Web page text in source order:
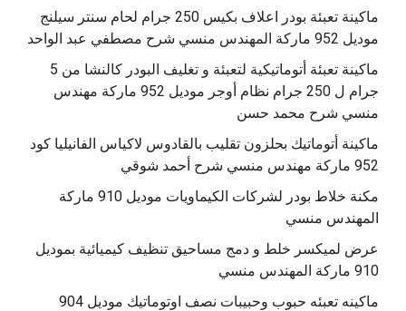
ماكينة تعبئة بودر اعلاف بكيس 250 جرام لحام سنتر سيلنج
موديل 952 ماركة المهندس منسي شرح مصطفي عبد الواحد
ماكينة تعبئة أتوماتيكية لتعبئة و تغليف البودر كالنشا من 5
جرام ل 250 جرام نظام أوجر موديل 952 ماركة مهندس
منسي شرح محمد حسن
‫ماكينة أتوماتيك بحلزون تقليب بالقادوس لاكياس الفانيليا كود
مكنة خلاط بودر لشركات الكيماويات موديل 910 ماركة
المهندس منسي
عرض لميكسر خلط و دمج مساحيق تنظيف كيميائية بموديل
910 ماركة المهندس منسي
‫ماكينه تعبئه حبوب وحبيبات نصف اوتوماتيك موديل 904